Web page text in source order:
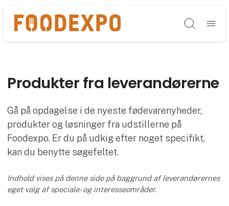
Søg
Produkter fra leverandørerne
Gå på opdagelse i de nyeste fødevarenyheder,
produkter og løsninger fra udstillerne på
Foodexpo. Er du på udkig efter noget specifikt,
kan du benytte søgefeltet.
Indhold vises på denne side på baggrund af leverandørernes
eget valg af speciale- og interesseområder.